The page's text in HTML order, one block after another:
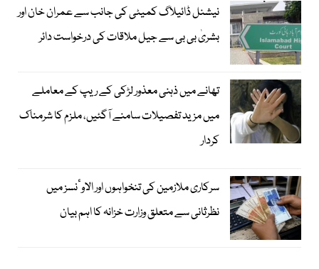
نیشنل ڈائیلاگ کمیٹی کی جانب سے عمران خان اور
بشریٰ بی بی سے جیل ملاقات کی درخواست دائر
تھانے میں ذہنی معذور لڑکی کے ریپ کے معاملے
میں مزید تفصیلات سامنے آگئیں، ملزم کا شرمناک
کردار
سرکاری ملازمین کی تنخواہوں اور الاوٴنسز میں
نظرثانی سے متعلق وزارت خزانہ کا اہم بیان